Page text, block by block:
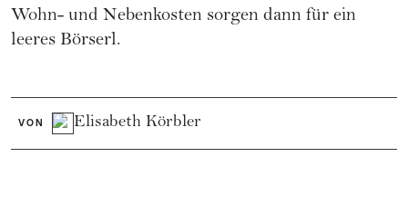
Wohn- und Nebenkosten sorgen dann für ein
leeres Börserl.
VON Elisabeth Körbler